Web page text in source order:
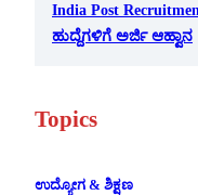
India Post
ಹುದ್ದೆಗಳಿಗೆ ಅರ್ಜಿ ಆಹ್ವಾನ
Topics
ಉದ್ಯೋಗ & ಶಿಕ್ಷಣ